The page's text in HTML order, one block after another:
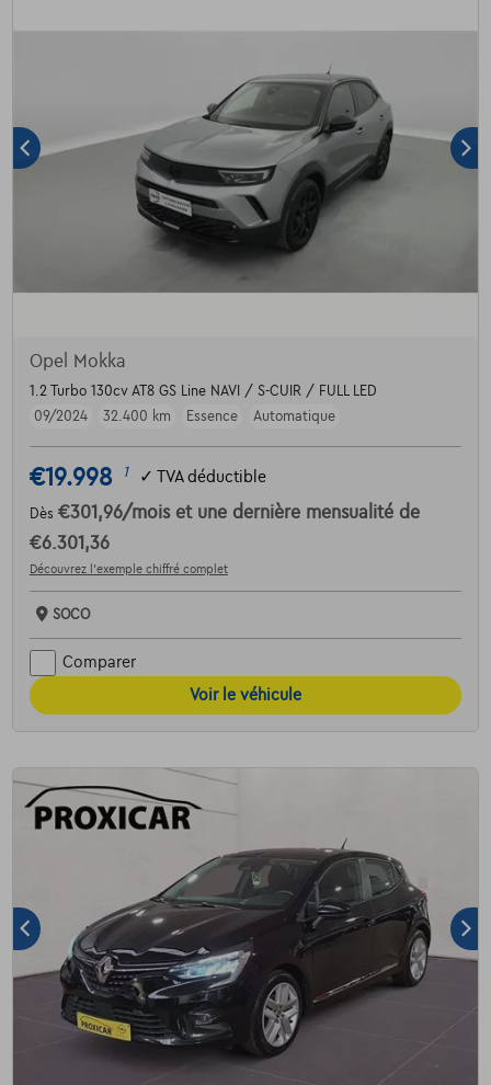
Opel Mokka
1.2 Turbo 130cv AT8 GS Line NAVI / S-CUIR / FULL LED
09/2024
32.400 km Essence Automatique
€19.998 1 ✓ TVA déductible
Dès €301,96/mois et une dernière mensualité de
€6.301,36
Découvrez l’exemple chiffré complet
SOCO
Comparer
Voir le véhicule